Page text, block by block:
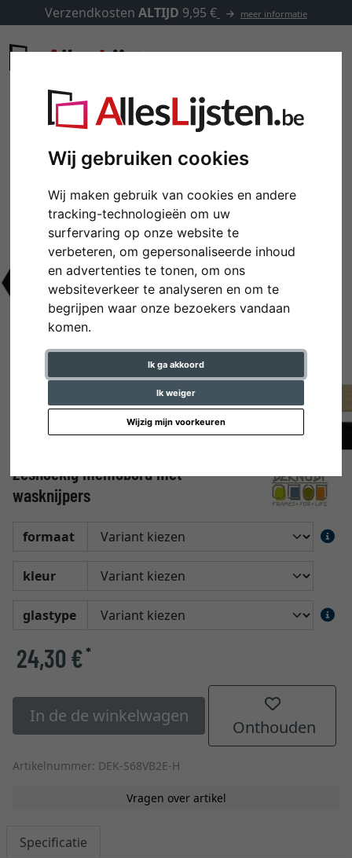
Wij gebruiken cookies
Wij maken gebruik van cookies en andere
tracking-technologieën om uw
surfervaring op onze website te
verbeteren, om gepersonaliseerde inhoud
en advertenties te tonen, om ons
websiteverkeer te analyseren en om te
begrijpen waar onze bezoekers vandaan
komen.
Ik ga akkoord
Ik weiger
Wijzig mijn voorkeuren
Verzendkosten ALTIJD 9,95 € meer informatie
Zeshoekig memobord met
wasknijpers
formaat
kleur
glastype
24,30 €*
In de de winkelwagen
Onthouden
Artikelnummer: DEK-S68VB2E-H
Vragen over artikel
Specificatie